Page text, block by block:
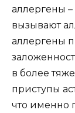
аллергены
вызывают
аллергены
в более
приступы
что именно